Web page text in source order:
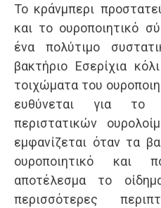
Το κράνμπερι
και το ουροποιητικό
ένα πολύτιμο
βακτήριο Εσερίχια
τοιχώματα του
ευθύνεται για
περιστατικών
εμφανίζεται όταν τα
ουροποιητικό και
αποτέλεσμα το
περισσότερες